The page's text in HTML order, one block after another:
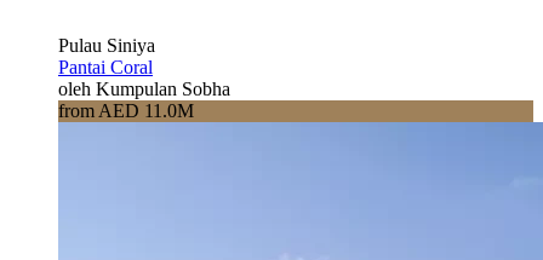
Pulau Siniya
Pantai Coral
oleh Kumpulan Sobha
from AED 11.0M